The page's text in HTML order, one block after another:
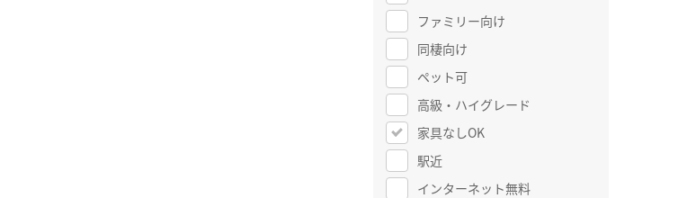
ファミリー向け
同棲向け
ペット可
高級・ハイグレード
家具なしOK
駅近
インターネット無料